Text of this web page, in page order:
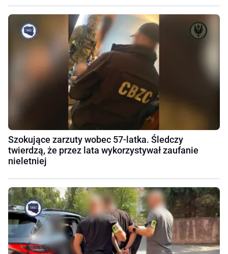
Szokujące zarzuty wobec 57-latka. Śledczy
twierdzą, że przez lata wykorzystywał zaufanie
nieletniej